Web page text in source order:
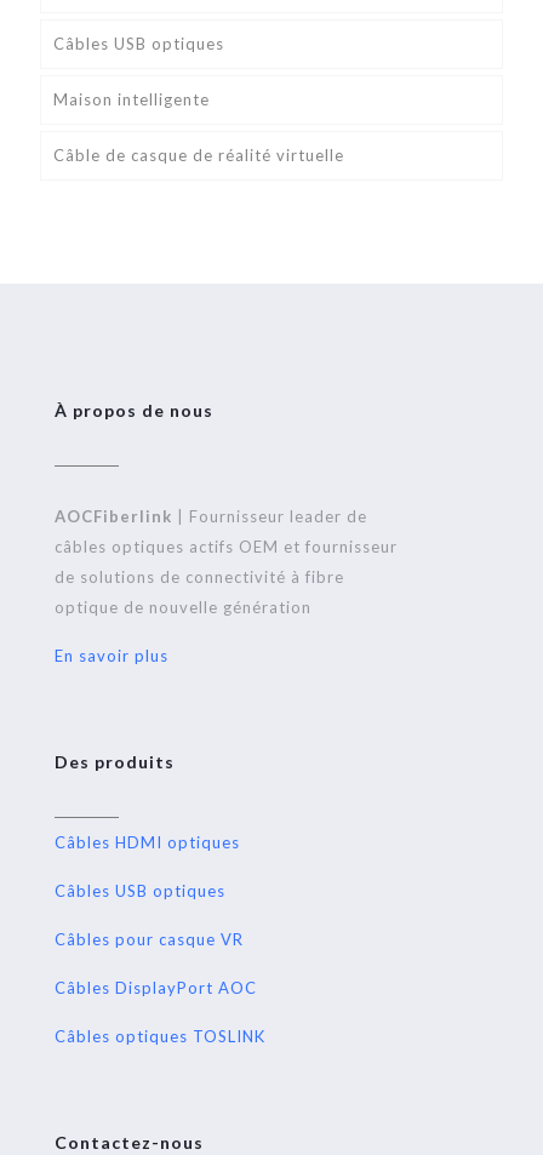
Câbles USB optiques
Maison intelligente
Câble de casque de réalité virtuelle
À propos de nous
AOCFiberlink | Fournisseur leader de
câbles optiques actifs OEM et fournisseur
de solutions de connectivité à fibre
optique de nouvelle génération
En savoir plus
Des produits
Câbles HDMI optiques
Câbles USB optiques
Câbles pour casque VR
Câbles DisplayPort AOC
Câbles optiques TOSLINK
Contactez-nous